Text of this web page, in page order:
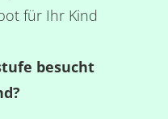
für Ihr Kind
besucht